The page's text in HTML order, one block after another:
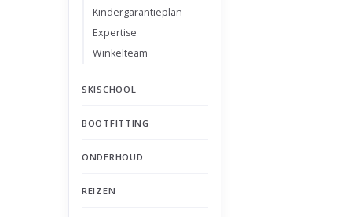
Kindergarantieplan
Expertise
Winkelteam
SKISCHOOL
BOOTFITTING
ONDERHOUD
REIZEN